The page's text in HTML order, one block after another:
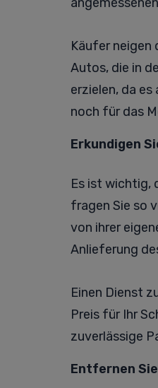
Käufer neigen
Autos, die in
erzielen, da
noch für das
Erkundigen
Es ist wichtig,
fragen Sie so
von ihrer
Anlieferung
Einen Dienst
Preis für Ihr
zuverlässige
Entfernen